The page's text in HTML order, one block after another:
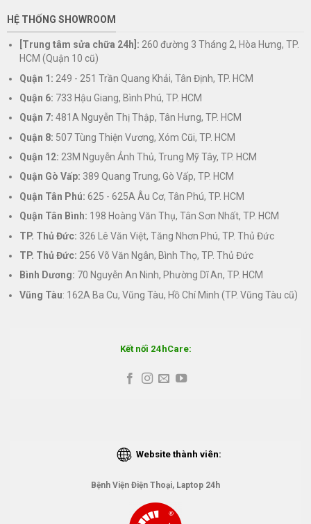
HỆ THỐNG SHOWROOM
[Trung tâm sửa chữa 24h]: 260 đường 3 Tháng 2, Hòa Hưng, TP.
HCM (Quận 10 cũ)
Quận 1: 249 - 251 Trần Quang Khải, Tân Định, TP. HCM
Quận 6: 733 Hậu Giang, Bình Phú, TP. HCM
Quận 7: 481A Nguyễn Thị Thập, Tân Hưng, TP. HCM
Quận 8: 507 Tùng Thiện Vương, Xóm Cũi, TP. HCM
Quận 12: 23M Nguyễn Ảnh Thủ, Trung Mỹ Tây, TP. HCM
Quận Gò Vấp: 389 Quang Trung, Gò Vấp, TP. HCM
Quận Tân Phú: 625 - 625A Âu Cơ, Tân Phú, TP. HCM
Quận Tân Bình: 198 Hoàng Văn Thụ, Tân Sơn Nhất, TP. HCM
TP. Thủ Đức: 326 Lê Văn Việt, Tăng Nhơn Phú, TP. Thủ Đức
TP. Thủ Đức: 256 Võ Văn Ngân, Bình Thọ, TP. Thủ Đức
Bình Dương: 70 Nguyễn An Ninh, Phường Dĩ An, TP. HCM
Vũng Tàu: 162A Ba Cu, Vũng Tàu, Hồ Chí Minh (TP. Vũng Tàu cũ)
Kết nối 24hCare:
Website thành viên:
Bệnh Viện Điện Thoại, Laptop 24h